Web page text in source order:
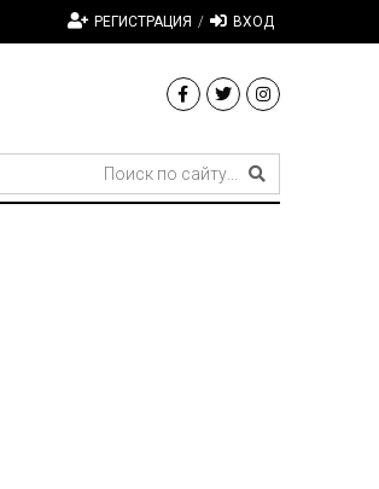
РЕГИСТРАЦИЯ / ВХОД